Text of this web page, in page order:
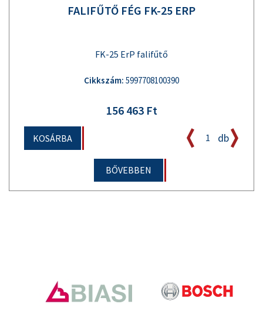
FALIFŰTŐ FÉG FK-25 ERP
FK-25 ErP falifűtő
Cikkszám: 5997708100390
156 463 Ft
KOSÁRBA db
BŐVEBBEN